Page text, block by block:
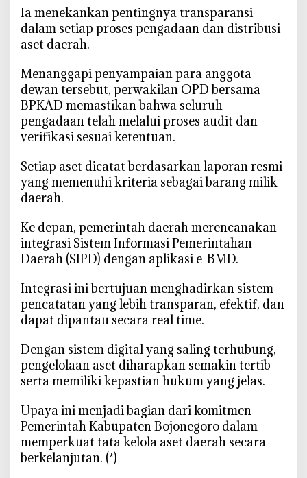
‎Ia menekankan pentingnya transparansi
dalam setiap proses pengadaan dan distribusi
aset daerah.
‎Menanggapi penyampaian para anggota
dewan tersebut, perwakilan OPD bersama
BPKAD memastikan bahwa seluruh
pengadaan telah melalui proses audit dan
verifikasi sesuai ketentuan.
‎Setiap aset dicatat berdasarkan laporan resmi
yang memenuhi kriteria sebagai barang milik
daerah.
‎Ke depan, pemerintah daerah merencanakan
integrasi Sistem Informasi Pemerintahan
Daerah (SIPD) dengan aplikasi e-BMD.
‎Integrasi ini bertujuan menghadirkan sistem
pencatatan yang lebih transparan, efektif, dan
dapat dipantau secara real time.
‎Dengan sistem digital yang saling terhubung,
pengelolaan aset diharapkan semakin tertib
serta memiliki kepastian hukum yang jelas.
‎Upaya ini menjadi bagian dari komitmen
Pemerintah Kabupaten Bojonegoro dalam
memperkuat tata kelola aset daerah secara
berkelanjutan. (*)